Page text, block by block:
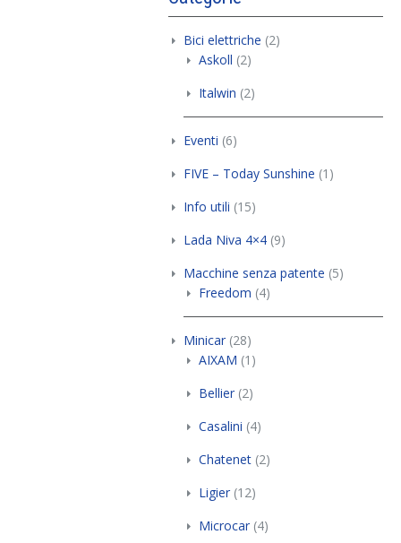
Bici elettriche (2)
Askoll (2)
Italwin (2)
Eventi (6)
FIVE – Today Sunshine (1)
Info utili (15)
Lada Niva 4×4 (9)
Macchine senza patente (5)
Freedom (4)
Minicar (28)
AIXAM (1)
Bellier (2)
Casalini (4)
Chatenet (2)
Ligier (12)
Microcar (4)